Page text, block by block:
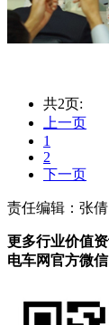
共2页:
上一页
1
2
下一页
责任编辑：张倩
更多行业价值
电车网官方微信